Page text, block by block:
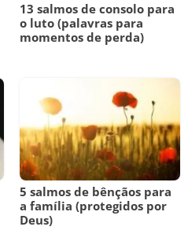
13 salmos de consolo para
o luto (palavras para
momentos de perda)
5 salmos de bênçãos para
a família (protegidos por
Deus)